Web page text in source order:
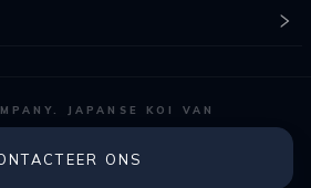
ONS
JAPANSE KOI VAN
PROFESSIONELE BEGELEIDING